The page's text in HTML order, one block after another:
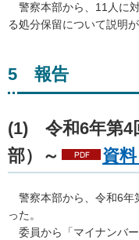
警察本部から、11人に
る処分保留について説明
5 報告
(1) 令和6年第4
部）～
資
警察本部から、令和6年
った。
委員から「マイナンバ